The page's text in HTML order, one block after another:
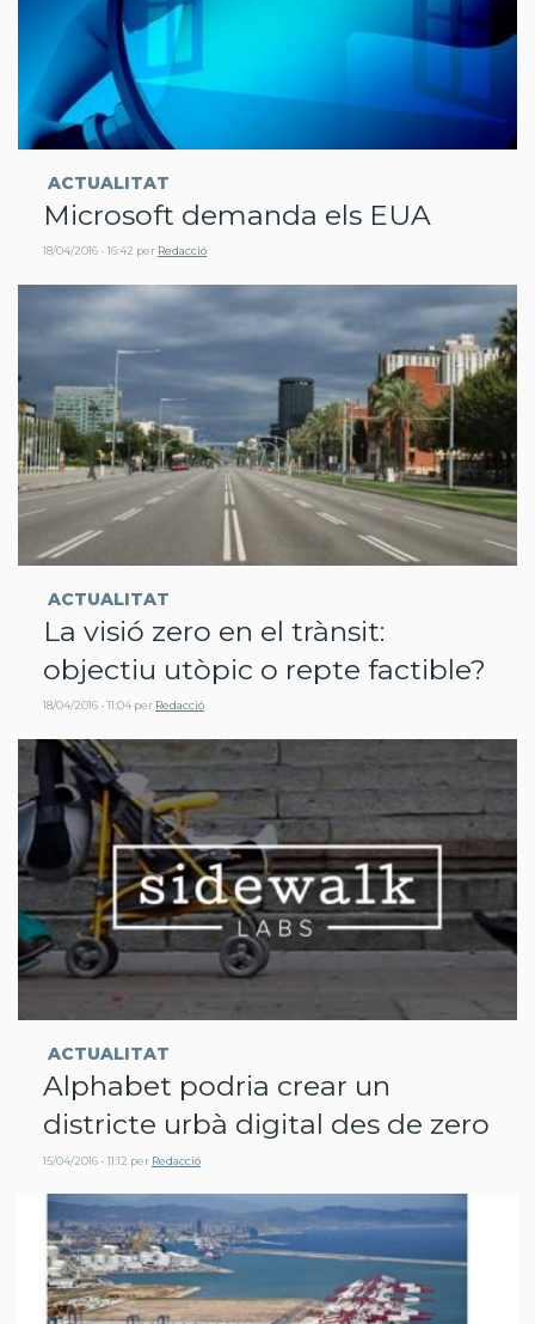
ACTUALITAT
Microsoft demanda els EUA
18/04/2016 - 16:42 per Redacció
ACTUALITAT
La visió zero en el trànsit:
objectiu utòpic o repte factible?
18/04/2016 - 11:04 per Redacció
ACTUALITAT
Alphabet podria crear un
districte urbà digital des de zero
15/04/2016 - 11:12 per Redacció